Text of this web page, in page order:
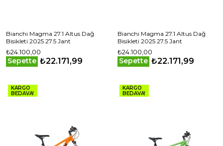
Bianchi Magma 27.1 Altus Dağ
Bisikleti 2025 27.5 Jant
₺24.100,00
Sepette ₺22.171,99
Bianchi Magma 27.1 Altus Dağ
Bisikleti 2025 27.5 Jant
₺24.100,00
Sepette ₺22.171,99
KARGO
BEDAVA!
KARGO
BEDAVA!